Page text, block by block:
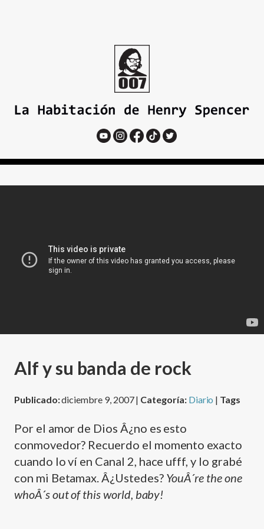
Alf y su banda de rock
Publicado:diciembre 9, 2007 | Categoría: Diario | Tags
Por el amor de Dios Â¿no es esto
conmovedor? Recuerdo el momento exacto
cuando lo ví­ en Canal 2, hace ufff, y lo grabé
con mi Betamax. Â¿Ustedes? YouÂ´re the one
whoÂ´s out of this world, baby!